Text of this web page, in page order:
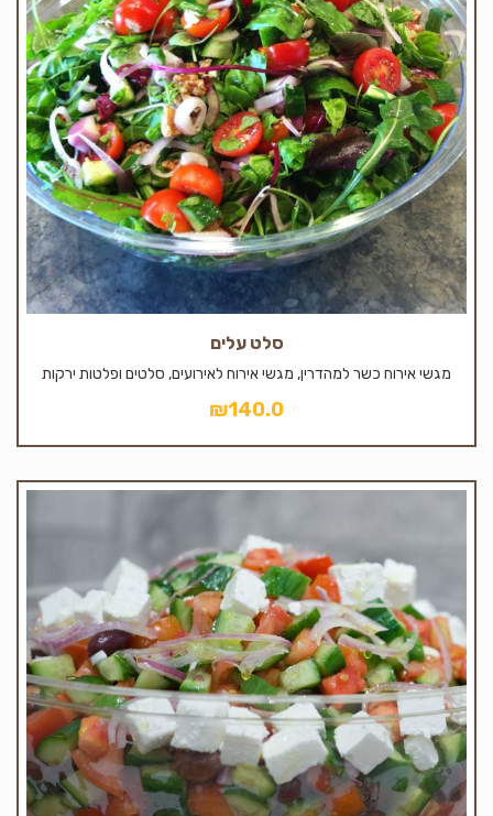
סלט עלים
מגשי אירוח כשר למהדרין, מגשי אירוח לאירועים, סלטים ופלטות ירקות
₪140.0